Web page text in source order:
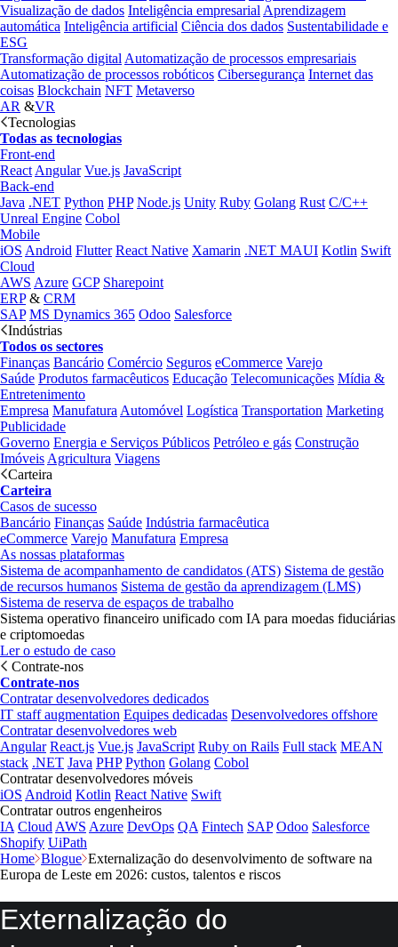
Visualização de dados Inteligência empresarial Aprendizagem
automática Inteligência artificial Ciência dos dados Sustentabilidade e
ESG
Transformação digital Automatização de processos empresariais
Automatização de processos robóticos Cibersegurança Internet das
coisas Blockchain NFT Metaverso
AR &VR
Tecnologias
Todas as tecnologias
Front-end
React Angular Vue.js JavaScript
Back-end
Java .NET Python PHP Node.js Unity Ruby Golang Rust C/C++
Unreal Engine Cobol
Mobile
iOS Android Flutter React Native Xamarin .NET MAUI Kotlin Swift
Cloud
AWS Azure GCP Sharepoint
ERP& CRM
SAP MS Dynamics 365 Odoo Salesforce
Indústrias
Todos os sectores
Finanças Bancário Comércio Seguros eCommerce Varejo
Saúde Produtos farmacêuticos Educação Telecomunicações Mídia &
Entretenimento
Empresa Manufatura Automóvel Logística Transportation Marketing
Publicidade
Governo Energia e Serviços Públicos Petróleo e gás Construção
Imóveis Agricultura Viagens
Carteira
Carteira
Casos de sucesso
Bancário Finanças Saúde Indústria farmacêutica
eCommerce Varejo Manufatura Empresa
As nossas plataformas
Sistema de acompanhamento de candidatos (ATS) Sistema de gestão
de recursos humanos Sistema de gestão da aprendizagem (LMS)
Sistema de reserva de espaços de trabalho
Sistema operativo financeiro unificado com IA para moedas fiduciárias
e criptomoedas
Ler o estudo de caso
Contrate-nos
Contrate-nos
Contratar desenvolvedores dedicados
IT staff augmentation Equipes dedicadas Desenvolvedores offshore
Contratar desenvolvedores web
Angular React.js Vue.js JavaScript Ruby on Rails Full stack MEAN
stack .NET Java PHP Python Golang Cobol
Contratar desenvolvedores móveis
iOS Android Kotlin React Native Swift
Contratar outros engenheiros
IA Cloud AWS Azure DevOps QA Fintech SAP Odoo Salesforce
Shopify UiPath
Home Blogue Externalização do desenvolvimento de software na
Europa de Leste em 2026: custos, talentos e riscos
Externalização do